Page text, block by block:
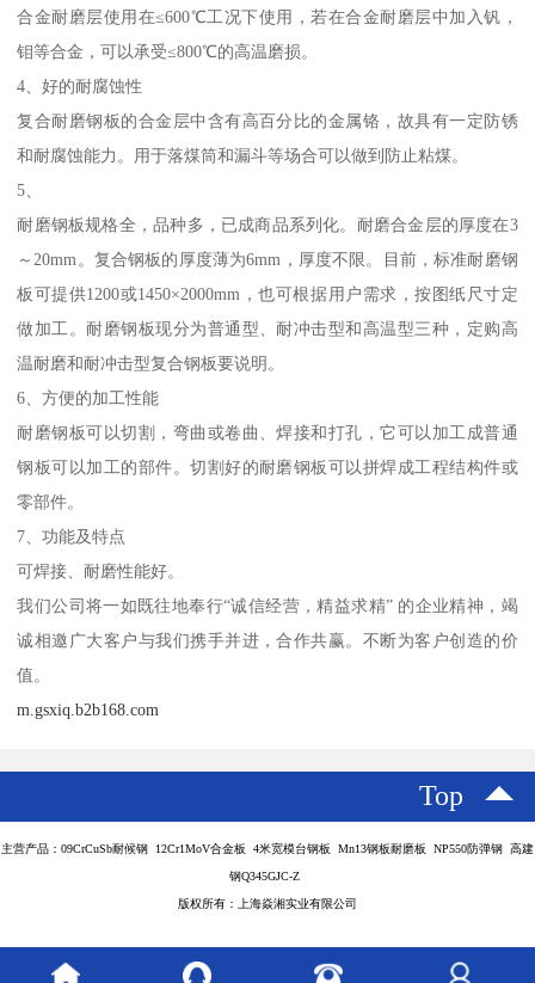
合金耐磨层使用在≤600℃工况下使用，若在合金耐磨层中加入钒，
钼等合金，可以承受≤800℃的高温磨损。
4、好的耐腐蚀性
复合耐磨钢板的合金层中含有高百分比的金属铬，故具有一定防锈
和耐腐蚀能力。用于落煤筒和漏斗等场合可以做到防止粘煤。
5、
耐磨钢板规格全，品种多，已成商品系列化。耐磨合金层的厚度在3
～20mm。复合钢板的厚度薄为6mm，厚度不限。目前，标准耐磨钢
板可提供1200或1450×2000mm，也可根据用户需求，按图纸尺寸定
做加工。耐磨钢板现分为普通型、耐冲击型和高温型三种，定购高
温耐磨和耐冲击型复合钢板要说明。
6、方便的加工性能
耐磨钢板可以切割，弯曲或卷曲、焊接和打孔，它可以加工成普通
钢板可以加工的部件。切割好的耐磨钢板可以拼焊成工程结构件或
零部件。
7、功能及特点
可焊接、耐磨性能好。
我们公司将一如既往地奉行“诚信经营，精益求精” 的企业精神，竭
诚相邀广大客户与我们携手并进，合作共赢。不断为客户创造的价
值。
m.gsxiq.b2b168.com
Top
主营产品：09CrCuSb耐候钢 12Cr1MoV合金板 4米宽模台钢板 Mn13钢板耐磨板 NP550防弹钢 高建
钢Q345GJC-Z
版权所有：上海焱湘实业有限公司